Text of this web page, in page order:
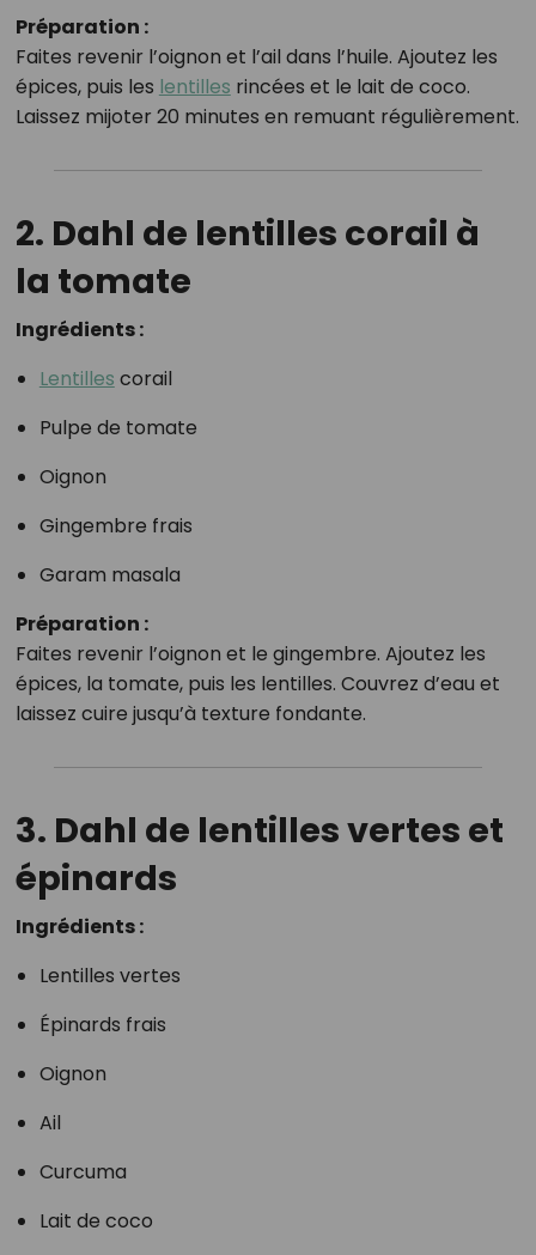
Préparation :
Faites revenir l’oignon et l’ail dans l’huile. Ajoutez les
épices, puis les lentilles rincées et le lait de coco.
Laissez mijoter 20 minutes en remuant régulièrement.
2. Dahl de lentilles corail à
la tomate
Ingrédients :
Lentilles corail
Pulpe de tomate
Oignon
Gingembre frais
Garam masala
Préparation :
Faites revenir l’oignon et le gingembre. Ajoutez les
épices, la tomate, puis les lentilles. Couvrez d’eau et
laissez cuire jusqu’à texture fondante.
3. Dahl de lentilles vertes et
épinards
Ingrédients :
Lentilles vertes
Épinards frais
Oignon
Ail
Curcuma
Lait de coco